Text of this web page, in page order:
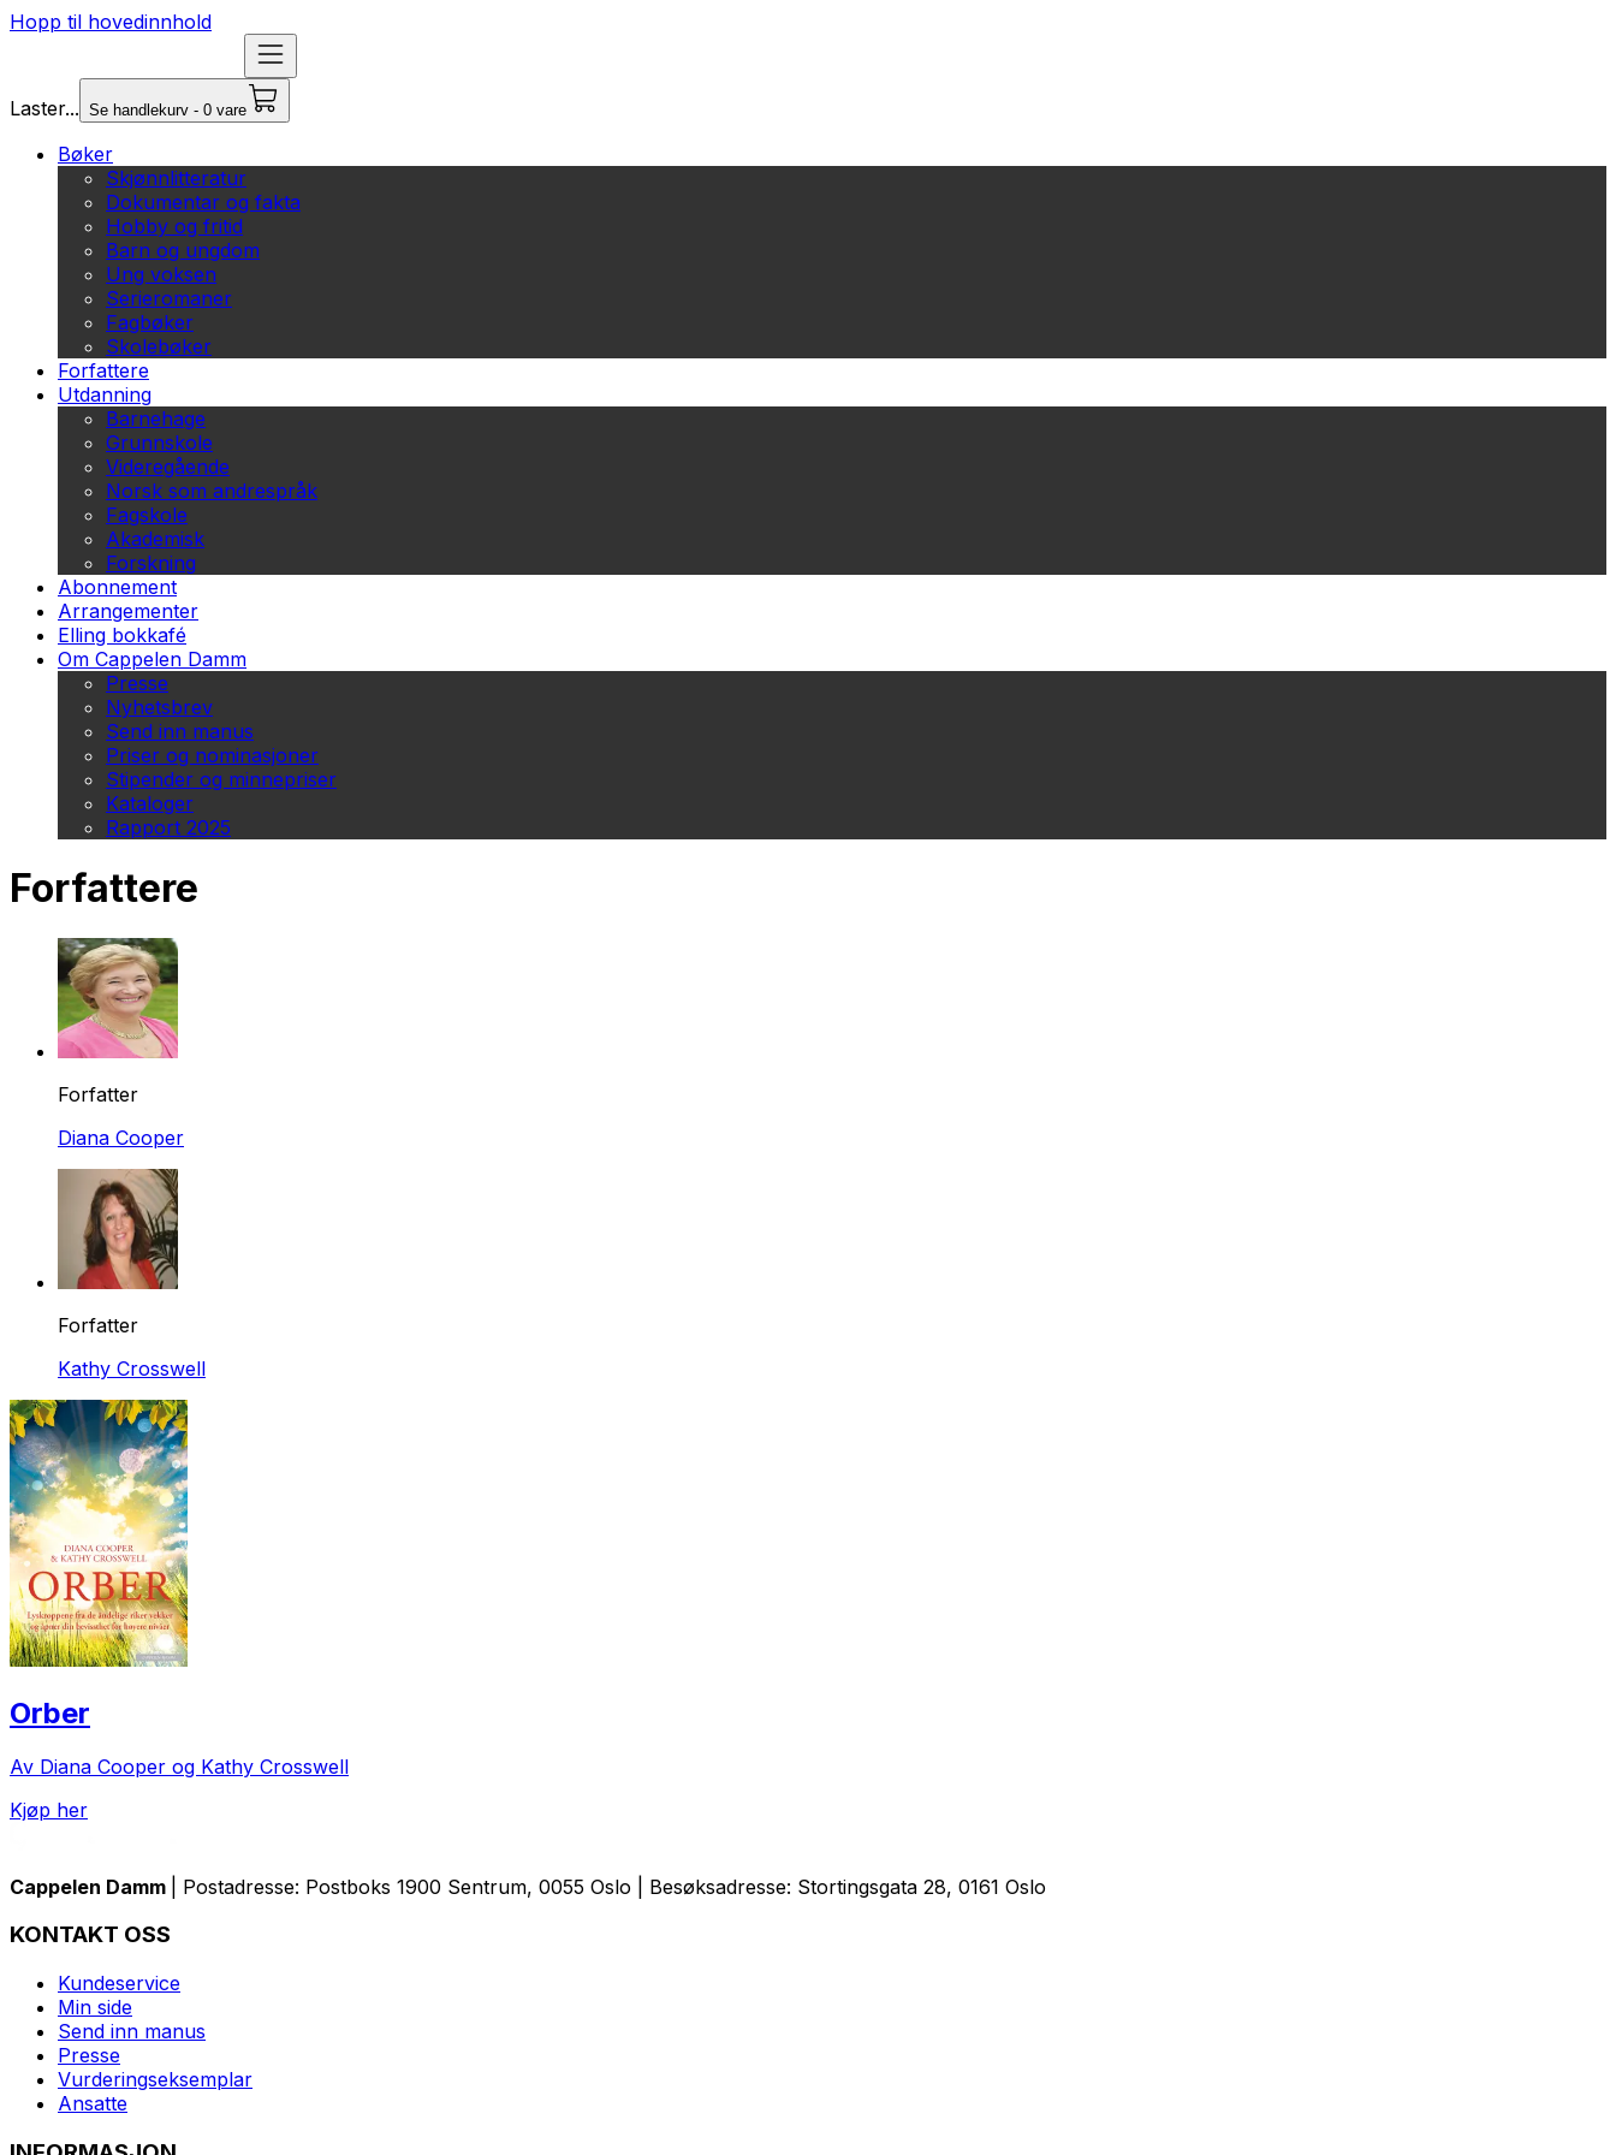
Hopp til hovedinnhold
Laster... Se handlekurv - 0 vare
Bøker
Skjønnlitteratur
Dokumentar og fakta
Hobby og fritid
Barn og ungdom
Ung voksen
Serieromaner
Fagbøker
Skolebøker
Forfattere
Utdanning
Barnehage
Grunnskole
Videregående
Norsk som andrespråk
Fagskole
Akademisk
Forskning
Abonnement
Arrangementer
Elling bokkafé
Om Cappelen Damm
Presse
Nyhetsbrev
Send inn manus
Priser og nominasjoner
Stipender og minnepriser
Kataloger
Rapport 2025
Forfattere
Forfatter
Diana Cooper
Forfatter
Kathy Crosswell
Orber
Av Diana Cooper og Kathy Crosswell
Kjøp her
Cappelen Damm | Postadresse: Postboks 1900 Sentrum, 0055 Oslo | Besøksadresse: Stortingsgata 28, 0161 Oslo
KONTAKT OSS
Kundeservice
Min side
Send inn manus
Presse
Vurderingseksemplar
Ansatte